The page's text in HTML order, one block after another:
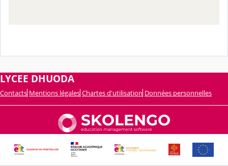
LYCEE DHUODA
Contacts Mentions légales Chartes d'utilisation Données personnelles